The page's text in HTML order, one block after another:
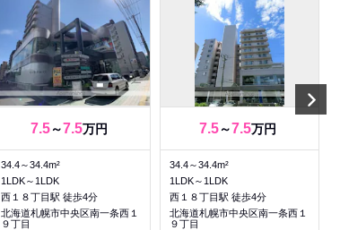
7.5～7.5万円
34.4～34.4m²
1LDK～1LDK
西１８丁目駅 徒歩4分
北海道札幌市中央区南一条西１
９丁目
7.5～7.5万円
34.4～34.4m²
1LDK～1LDK
西１８丁目駅 徒歩4分
北海道札幌市中央区南一条西１
９丁目